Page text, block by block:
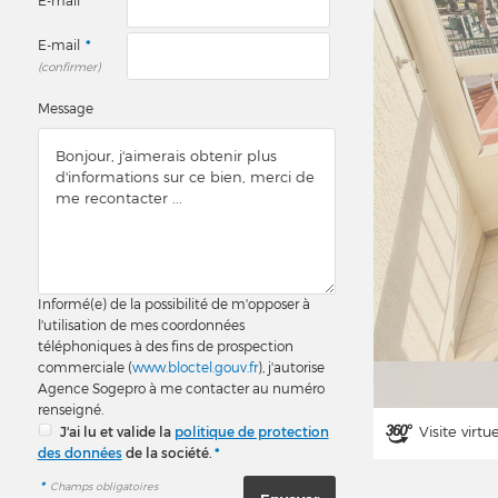
E-mail *
(confirmer)
Message
Informé(e) de la possibilité de m'opposer à
l'utilisation de mes coordonnées
téléphoniques à des fins de prospection
commerciale (www.bloctel.gouv.fr), j'autorise
Agence Sogepro à me contacter au numéro
renseigné.
J'ai lu et valide la politique de protection
des données de la société. *
* Champs obligatoires
Visite